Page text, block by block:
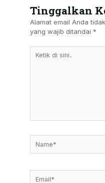
Tinggalkan
Alamat email Anda
yang wajib ditandai *